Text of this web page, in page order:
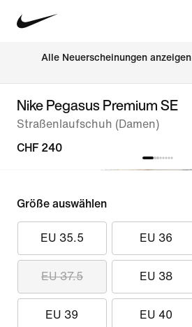
Alle Neuerscheinungen anzeigen
Nike Pegasus Premium SE
Straßenlaufschuh (Damen)
CHF 240
Größe auswählen
EU 35.5 EU 36
EU 37.5 EU 38
EU 39 EU 40